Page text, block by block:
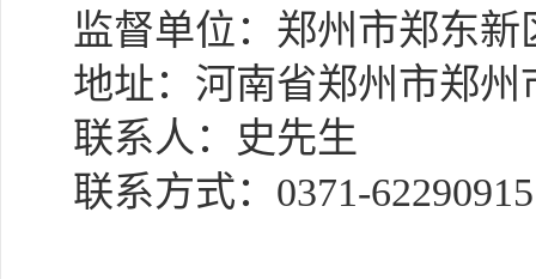
监督单位：郑州市郑东
地址：河南省郑州市郑
联系人：史先生
联系方式： 0371-62290915